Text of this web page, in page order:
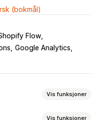
(bokmål)
Flow
Google Analytics
Vis funksjoner
Vis funksjoner